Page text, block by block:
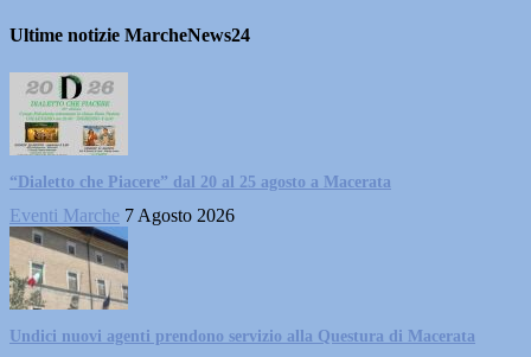
Ultime notizie MarcheNews24
“Dialetto che Piacere” dal 20 al 25 agosto a Macerata
Eventi Marche 7 Agosto 2026
Undici nuovi agenti prendono servizio alla Questura di Macerata